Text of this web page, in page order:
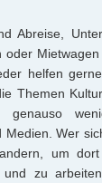
Abreise,
oder
helfen
Themen
genauso
Medien. Wer
um
zu